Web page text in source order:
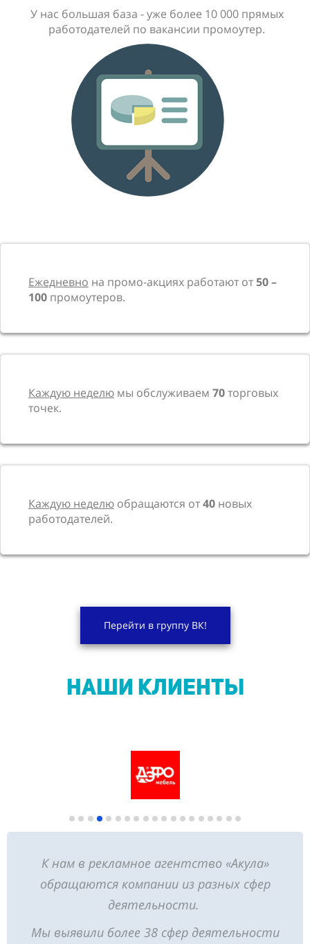
У нас большая база - уже более 10 000 прямых
работодателей по вакансии промоутер.
Ежедневно на промо-акциях работают от50 –
100 промоутеров.
Каждую неделю мы обслуживаем 70торговых
точек.
Каждую неделю обращаются от40 новых
работодателей.
Перейти в группу ВК!
НАШИ КЛИЕНТЫ
К нам в рекламное агентство «Акула»
обращаются компании из разных сфер
деятельности.
Мы выявили более 38 сфер деятельности